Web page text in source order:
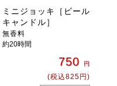
ミニジョッキ［ビール
キャンドル］
無香料
約20時間
750 円
(税込825円)